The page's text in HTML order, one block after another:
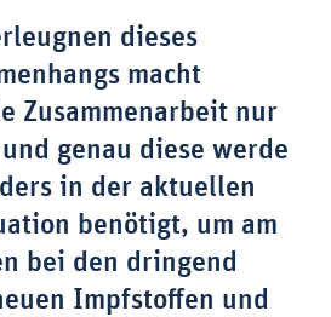
dieses
macht
Zusammenarbeit nur
genau diese werde
in der aktuellen
benötigt, um am
bei den dringend
Impfstoffen und